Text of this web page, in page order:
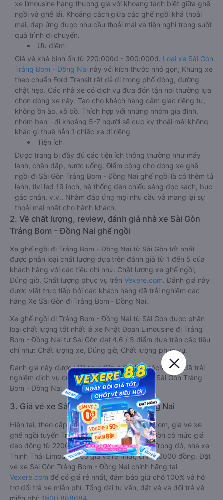
xe limousine hạng thương gia với khoang tách biệt giữa ghế
ngồi và ghế lái. Khoảng cách giữa các ghế ngồi khá thoải
mái, đáp ứng được nhu cầu thoải mái và tiện nghi trong suốt
quá trình di chuyển.
Ưu điểm
Giá vé khá bình ổn từ 220.000đ - 300.000đ. Loại xe Sài Gòn
Trảng Bom - Đồng Nai này với kích thước nhỏ gọn, Khung xe
theo chuẩn Ford Transit rất dễ đi trong phố đông, đường
chật hẹp. Các nhà xe có dịch vụ đưa đón tận nơi thường lựa
chọn dòng xe này. Tạo cho khách hàng cảm giác riêng tư,
không ồn ào, xô bồ. Thích hợp với những nhóm gia đình,
nhóm bạn - đi khoảng 5-7 người sẽ cực kỳ thoải mái không
khác gì thuê hẳn 1 chiếc xe đi riêng
Tiện ích
Được trang bị đầy đủ các tiện ích thông thường như máy
lạnh, chăn đắp, nước uống. Điểm cộng cho dòng xe ghế
ngồi đi Sài Gòn Trảng Bom - Đồng Nai ghế ngồi là có thêm tủ
lạnh, tivi led 19 inch, hệ thống đèn chiếu sáng đọc sách, bục
gác chân, v.v.. Nhằm đáp ứng mọi nhu cầu và mang lại sự
thoải mái nhất cho hành khách.
2. Về chất lượng, review, đánh giá nhà xe Sài Gòn
Trảng Bom - Đồng Nai ghế ngồi
Xe ghế ngồi đi Trảng Bom - Đồng Nai từ Sài Gòn tốt nhất
được phân loại chất lượng dựa trên đánh giá từ 1 đến 5 của
khách hàng với các tiêu chí như: Chất lượng xe ghế ngồi,
Đúng giờ, Chất lượng phục vụ trên Vexere.com. Đánh giá này
được viết trực tiếp bởi các khách hàng đã trải nghiệm các
hãng Xe Sài Gòn đi Trảng Bom - Đồng Nai.
Xe ghế ngồi đi Trảng Bom - Đồng Nai từ Sài Gòn được phân
loại chất lượng tốt nhất là xe Nhật Đoan Limousine đi Trảng
Bom - Đồng Nai từ Sài Gòn đạt 4.6 / 5 điểm dựa trên các tiêu
chí như: Chất lượng xe, Đúng giờ, Chất lượng phục vụ.
Đánh giá này được viết trực tiếp bởi các khách hàng đã trải
nghiệm dịch vụ của các hãng xe ghế ngồi đi Sài Gòn Trảng
Bom - Đồng Nai .
3. Giá vé xe Sài Gòn Trảng Bom - Đồng Nai
Hiện tại, theo cập nhật mới nhất của Vexere.com, giá vé xe
ghế ngồi tuyến Trảng Bom - Đồng Nai - Sài Gòn có mức giá
dao động từ 220000 đồng - 300000 đồng. Trong đó, nhà xe
Thịnh Thái Limousine có giá vé rẻ nhất, chỉ 220000 đồng. Đặt
vé xe Sài Gòn Trảng Bom - Đồng Nai chính hãng tại
Vexere.com để có giá rẻ nhất, đảm bảo giữ chỗ 100% và hỗ
trợ đổi trả vé miễn phí. Tổng đài tư vấn, đặt vé và đổi trả vé
miễn phí: 1900 888684.